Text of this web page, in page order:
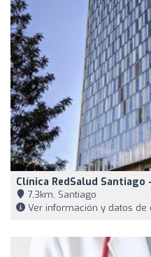
Clínica RedSalud Santiago
7,3km, Santiago
Ver información y datos de